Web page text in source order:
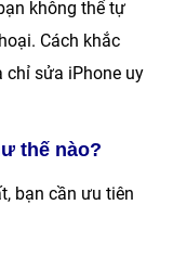
không thể tự
Cách khắc
chỉ sửa iPhone uy
thế nào?
bạn cần ưu tiên